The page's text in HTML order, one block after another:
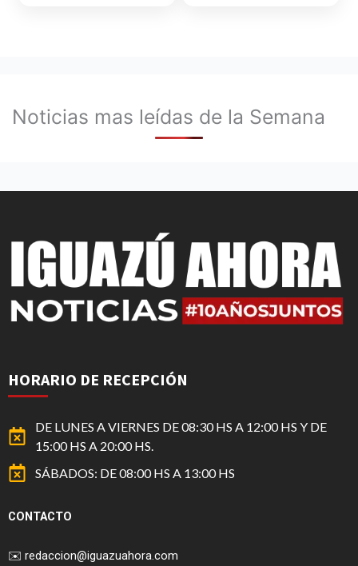
Noticias mas leídas de la Semana
HORARIO DE RECEPCIÓN
DE LUNES A VIERNES DE 08:30 HS A 12:00 HS Y DE
15:00 HS A 20:00 HS.
SÁBADOS: DE 08:00 HS A 13:00 HS
CONTACTO
✉️ redaccion@iguazuahora.com